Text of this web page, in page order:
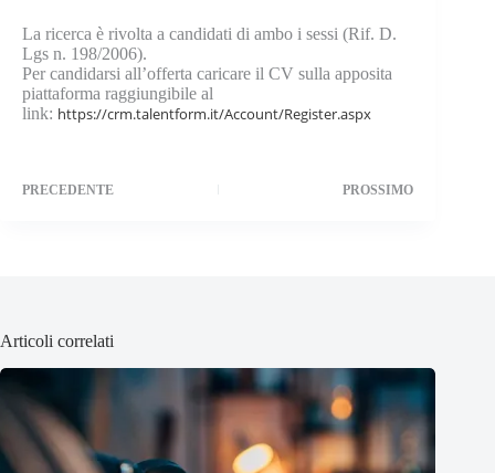
La ricerca è rivolta a candidati di ambo i sessi (Rif. D.
Lgs n. 198/2006).
Per candidarsi all’offerta caricare il CV sulla apposita
piattaforma raggiungibile al
link: https://crm.talentform.it/Account/Register.aspx
PRECEDENTE PROSSIMO
Articoli correlati